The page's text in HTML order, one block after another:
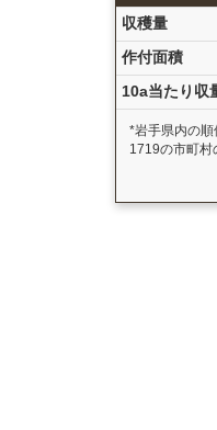
収穫量
作付面積
10a当たり収
*岩手県内の
1719の市町村